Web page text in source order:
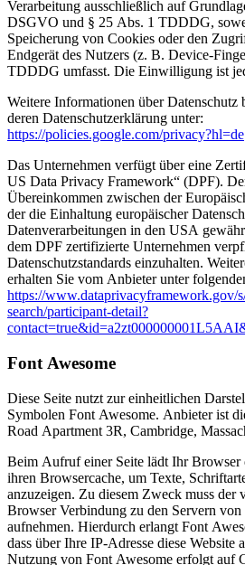
Verarbeitung ausschließlich auf
DSGVO und § 25 Abs. 1 TDDDG,
Speicherung von Cookies oder den
Endgerät des Nutzers (z. B. Device-
TDDDG umfasst. Die Einwilligung ist
Weitere Informationen über Datenschutz
deren Datenschutzerklärung unter:
https://policies.google.com/privacy?hl=de
Das Unternehmen verfügt über eine
US Data Privacy Framework“ (DPF).
Übereinkommen zwischen der
der die Einhaltung europäischer
Datenverarbeitungen in den USA
dem DPF zertifizierte Unternehmen
Datenschutzstandards einzuhalten.
erhalten Sie vom Anbieter unter
https://www.dataprivacyframework.gov/
search/participant-detail?
Font Awesome
Diese Seite nutzt zur einheitlichen
Symbolen Font Awesome. Anbieter ist
Road Apartment 3R, Cambridge,
Beim Aufruf einer Seite lädt Ihr Browser
ihren Browsercache, um Texte,
anzuzeigen. Zu diesem Zweck muss der
Browser Verbindung zu den Servern
aufnehmen. Hierdurch erlangt Font
dass über Ihre IP-Adresse diese Website
Nutzung von Font Awesome erfolgt auf